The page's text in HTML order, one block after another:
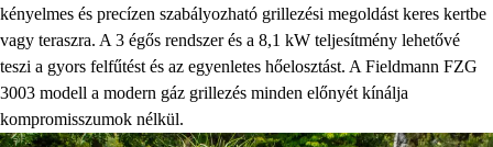
kényelmes és precízen szabályozható grillezési megoldást keres kertbe
vagy teraszra. A 3 égős rendszer és a 8,1 kW teljesítmény lehetővé
teszi a gyors felfűtést és az egyenletes hőelosztást. A Fieldmann FZG
3003 modell a modern gáz grillezés minden előnyét kínálja
kompromisszumok nélkül.